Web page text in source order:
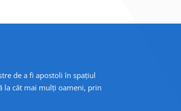
de a fi apostoli în spațiul
la cât mai mulți oameni, prin